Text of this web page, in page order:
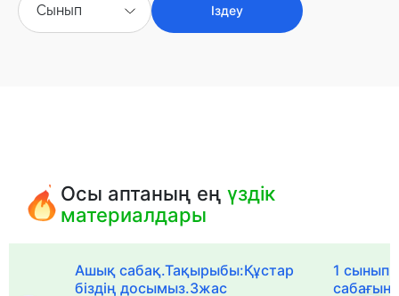
Сынып Іздеу
Осы аптаның еңүздік
материалдары
Ашық сабақ.Тақырыбы:Құстар
біздің досымыз.3жас
1